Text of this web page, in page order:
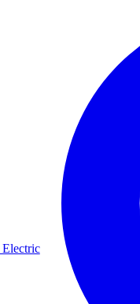
Electric